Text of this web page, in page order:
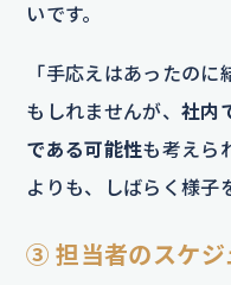
いです。
「手応えはあったの
もしれませんが、 社内
である可能性も考えら
よりも、しばらく様子
③ 担当者のスケジ